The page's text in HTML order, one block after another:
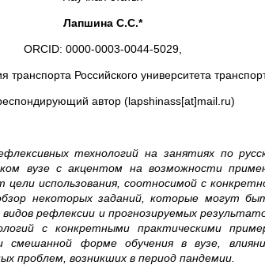
Лапшина С.С.*
ORCID: 0000-0003-0044-5029,
транспорта Российского университета
автор (lapshinass[at]mail.ru)
технологий на занятиях по
вузе с акцентом на возможности
цели использования, соотносимой с
некоторых заданий, которые могут
рефлексии и прогнозируемых
с конкретными практическими
смешанной форме обучения в вузе,
проблем, возникших в период пандемии.